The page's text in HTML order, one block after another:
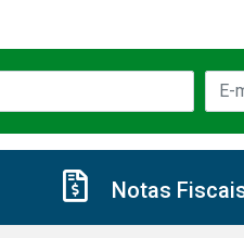
Notas